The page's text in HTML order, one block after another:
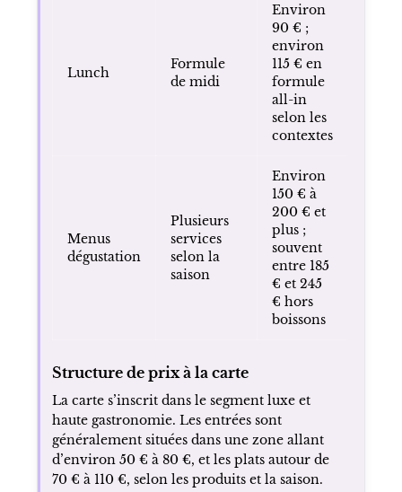
Lunch
Formule
de midi
Environ
90 € ;
environ
115 € en
formule
all-in
selon les
contextes
Menus
dégustation
Plusieurs
services
selon la
saison
Environ
150 € à
200 € et
plus ;
souvent
entre 185
€ et 245
€ hors
boissons
Structure de prix à la carte
La carte s’inscrit dans le segment luxe et
haute gastronomie. Les entrées sont
généralement situées dans une zone allant
d’environ 50 € à 80 €, et les plats autour de
70 € à 110 €, selon les produits et la saison.